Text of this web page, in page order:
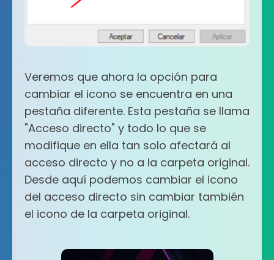
Veremos que ahora la opción para
cambiar el icono se encuentra en una
pestaña diferente. Esta pestaña se llama
"Acceso directo" y todo lo que se
modifique en ella tan solo afectará al
acceso directo y no a la carpeta original.
Desde aquí podemos cambiar el icono
del acceso directo sin cambiar también
el icono de la carpeta original.